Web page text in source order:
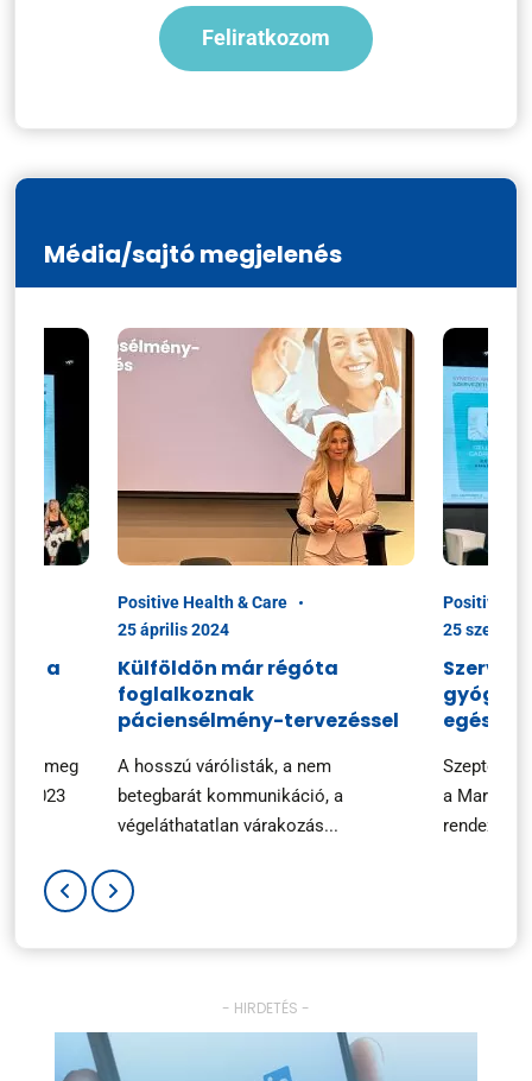
Média/sajtó megjelenés
a
meg
2023
Positive Health & Care
25 április 2024
Külföldön már régóta
foglalkoznak
páciensélmény-tervezéssel
A hosszú várólisták, a nem
betegbarát kommunikáció, a
végeláthatatlan várakozás...
Positive
25
a
- HIRDETÉS -